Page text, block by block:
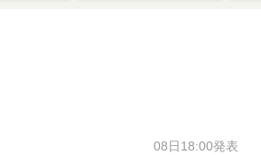
08日18:00発表